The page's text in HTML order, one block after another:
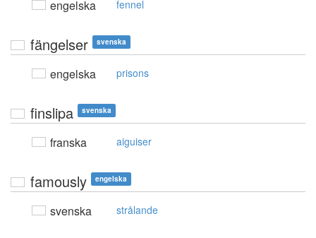
engelska fennel
fängelser svenska
engelska prisons
finslipa svenska
franska aiguiser
famously engelska
svenska strålande